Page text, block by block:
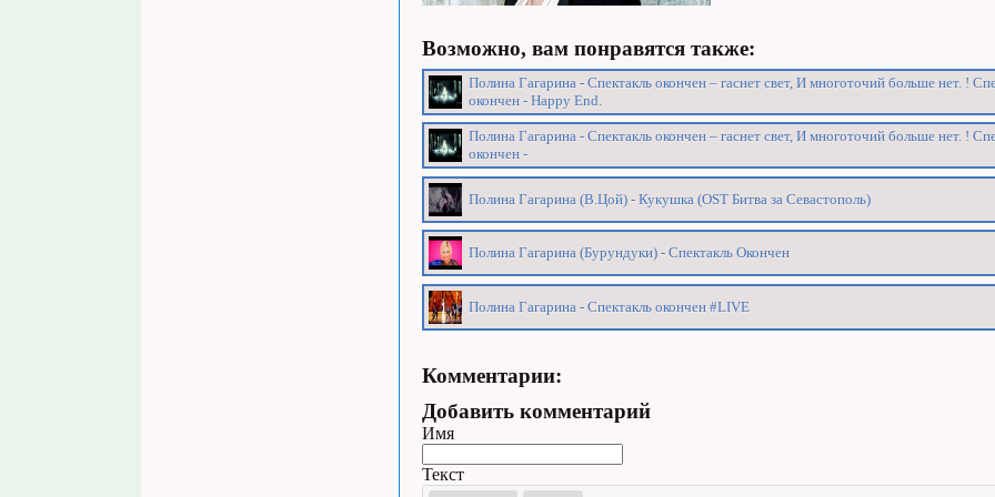
Возможно, вам понравятся также:
Полина Гагарина - Спектакль окончен – гаснет свет, И многоточий больше нет. !
окончен - Happy End.
Полина Гагарина - Спектакль окончен – гаснет свет, И многоточий больше нет. !
окончен -
Полина Гагарина (В.Цой) - Кукушка (OST Битва за Севастополь)
Полина Гагарина (Бурундуки) - Спектакль Окончен
Полина Гагарина - Спектакль окончен #LIVE
Комментарии:
Добавить комментарий
Имя
Текст